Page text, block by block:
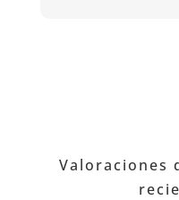
Valoraciones